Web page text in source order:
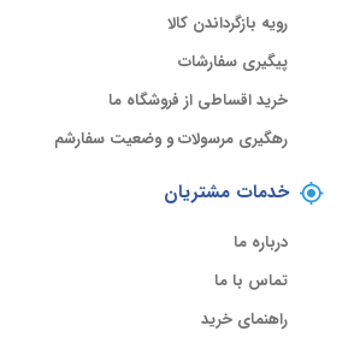
رویه بازگرداندن کالا
پیگیری سفارشات
خرید اقساطی از فروشگاه ما
رهگیری مرسولات و وضعیت سفارشم
خدمات مشتریان
درباره ما
تماس با ما
راهنمای خرید